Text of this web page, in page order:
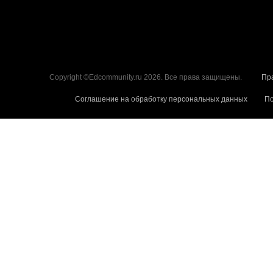
Copyright ©Edcommunity.ru 2026. Все права защищены.
Соглашение на обработку персональных данных